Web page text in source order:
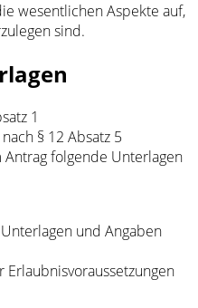
wesentlichen Aspekte auf,
sind.
1
§ 12 Absatz 5
folgende Unterlagen
und Angaben